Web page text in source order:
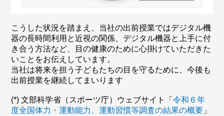
こうした状況を踏まえ、当社の出前授業ではデジタル機
器の長時間利用と近視の関係、デジタル機器と上手に付
き合う方法など、目の健康のために心掛けていただきた
いことをお伝えしています。
当社は将来を担う子どもたちの目を守るために、今後も
出前授業を継続してまいります
(*) 文部科学省（スポーツ庁）ウェブサイト「令和６年
度全国体力・運動能力、運動習慣等調査の結果の概要 」